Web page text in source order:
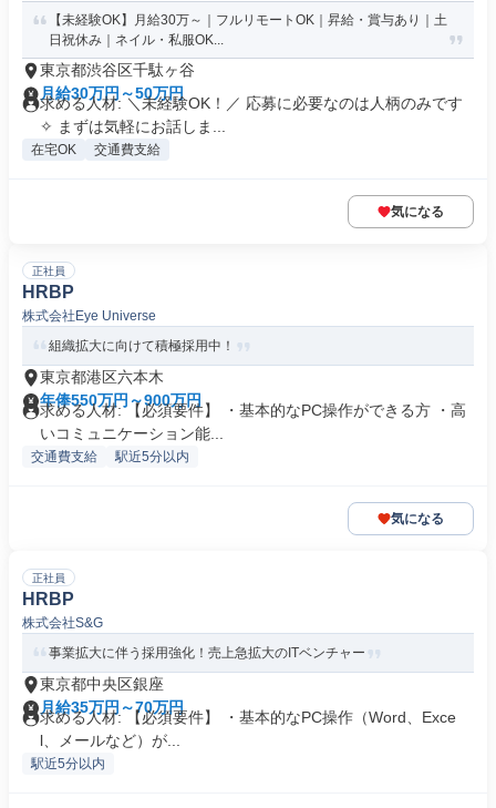
【未経験OK】月給30万～｜フルリモートOK｜昇給・賞与あり｜土
日祝休み｜ネイル・私服OK...
東京都渋谷区千駄ヶ谷
月給30万円～50万円
求める人材: ＼未経験OK！／ 応募に必要なのは人柄のみです
✧ まずは気軽にお話しま...
在宅OK 交通費支給
気になる
正社員
HRBP
株式会社Eye Universe
組織拡大に向けて積極採用中！
東京都港区六本木
年俸550万円～900万円
求める人材: 【必須要件】 ・基本的なPC操作ができる方 ・高
いコミュニケーション能...
交通費支給 駅近5分以内
気になる
正社員
HRBP
株式会社S&G
事業拡大に伴う採用強化！売上急拡大のITベンチャー
東京都中央区銀座
月給35万円～70万円
求める人材: 【必須要件】 ・基本的なPC操作（Word、Exce
l、メールなど）が...
駅近5分以内